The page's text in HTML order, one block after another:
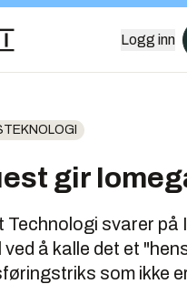
Logg inn
gir
Technologi svarer på
ved å kalle det et
som ikke